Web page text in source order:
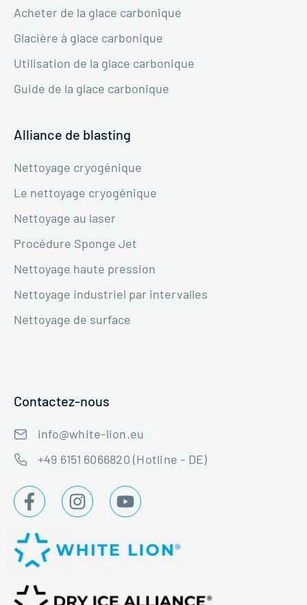
Acheter de la glace carbonique
Glacière à glace carbonique
Utilisation de la glace carbonique
Guide de la glace carbonique
Alliance de blasting
Nettoyage cryogénique
Le nettoyage cryogénique
Nettoyage au laser
Procédure Sponge Jet
Nettoyage haute pression
Nettoyage industriel par intervalles
Nettoyage de surface
Contactez-nous
info@white-lion.eu
+49 6151 6066820 (Hotline - DE)